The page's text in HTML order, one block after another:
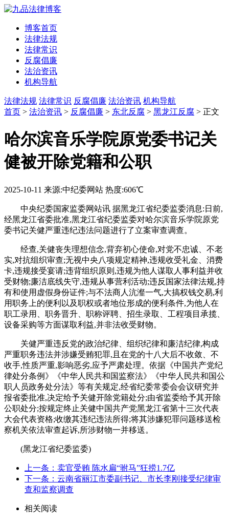
博客首页
法律法规
法律常识
反腐倡廉
法治资讯
机构导航
法律法规 法律常识 反腐倡廉 法治资讯 机构导航
首页 > 法治资讯 > 反腐倡廉 > 东北反腐 > 黑龙江反腐 > 正文
哈尔滨音乐学院原党委书记关
健被开除党籍和公职
2025-10-11 来源:中纪委网站 热度:606℃
中央纪委国家监委网站讯 据黑龙江省纪委监委消息:日前,
经黑龙江省委批准,黑龙江省纪委监委对哈尔滨音乐学院原党
委书记关健严重违纪违法问题进行了立案审查调查。
经查,关健丧失理想信念,背弃初心使命,对党不忠诚、不老
实,对抗组织审查;无视中央八项规定精神,违规收受礼金、消费
卡,违规接受宴请;违背组织原则,违规为他人谋取人事利益并收
受财物;廉洁底线失守,违规从事营利活动;违反国家法律法规,持
有和使用虚假身份证件;与不法商人沆瀣一气,大搞权钱交易,利
用职务上的便利以及职权或者地位形成的便利条件,为他人在
职工录用、职务晋升、职称评聘、招生录取、工程项目承揽、
设备采购等方面谋取利益,并非法收受财物。
关健严重违反党的政治纪律、组织纪律和廉洁纪律,构成
严重职务违法并涉嫌受贿犯罪,且在党的十八大后不收敛、不
收手,性质严重,影响恶劣,应予严肃处理。依据《中国共产党纪
律处分条例》《中华人民共和国监察法》《中华人民共和国公
职人员政务处分法》等有关规定,经省纪委常委会会议研究并
报省委批准,决定给予关健开除党籍处分;由省监委给予其开除
公职处分;按规定终止关健中国共产党黑龙江省第十三次代表
大会代表资格;收缴其违纪违法所得;将其涉嫌犯罪问题移送检
察机关依法审查起诉,所涉财物一并移送。
(黑龙江省纪委监委)
上一条：卖官受贿 陈水扁“驸马”狂捞1.7亿
下一条：云南省丽江市委副书记、市长李刚接受纪律审
查和监察调查
相关阅读